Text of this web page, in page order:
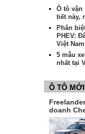
Ô tô vận
tiết này,
Phân
PHEV:
Việt
5 mẫu
nhất tại
Ô TÔ MỚI
doanh